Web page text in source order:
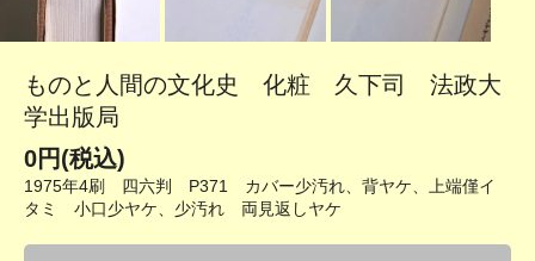
ものと人間の文化史 化粧 久下司 法政大
学出版局
0円(税込)
1975年4刷 四六判 P371 カバー少汚れ、背ヤケ、上端僅イ
タミ 小口少ヤケ、少汚れ 両見返しヤケ